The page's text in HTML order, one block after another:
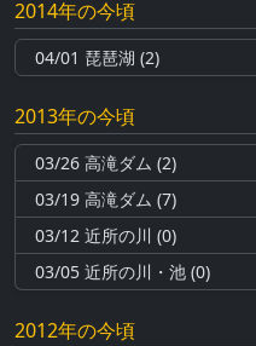
2014年の今頃
04/01 琵琶湖 (2)
2013年の今頃
03/26 高滝ダム (2)
03/19 高滝ダム (7)
03/12 近所の川 (0)
03/05 近所の川・池 (0)
2012年の今頃